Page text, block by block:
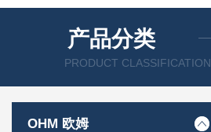
产品分类
PRODUCT CLASSIFICATION
OHM 欧姆